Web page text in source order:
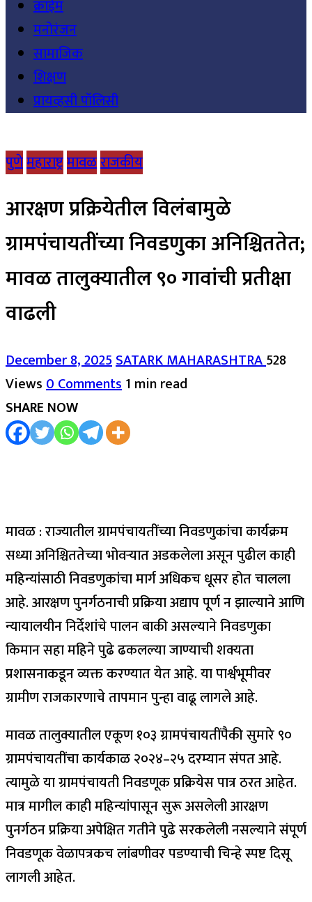
क्राईम
मनोरंजन
सामाजिक
शिक्षण
प्रायव्हसी पॉलिसी
पुणेमहाराष्ट्रमावळराजकीय
आरक्षण प्रक्रियेतील विलंबामुळे
ग्रामपंचायतींच्या निवडणुका अनिश्चिततेत;
मावळ तालुक्यातील ९० गावांची प्रतीक्षा
वाढली
December 8, 2025SATARK MAHARASHTRA528
Views0 Comments1 min read
SHARE NOW
मावळ : राज्यातील ग्रामपंचायतींच्या निवडणुकांचा कार्यक्रम
सध्या अनिश्चिततेच्या भोवऱ्यात अडकलेला असून पुढील काही
महिन्यांसाठी निवडणुकांचा मार्ग अधिकच धूसर होत चालला
आहे. आरक्षण पुनर्गठनाची प्रक्रिया अद्याप पूर्ण न झाल्याने आणि
न्यायालयीन निर्देशांचे पालन बाकी असल्याने निवडणुका
किमान सहा महिने पुढे ढकलल्या जाण्याची शक्यता
प्रशासनाकडून व्यक्त करण्यात येत आहे. या पार्श्वभूमीवर
ग्रामीण राजकारणाचे तापमान पुन्हा वाढू लागले आहे.
मावळ तालुक्यातील एकूण १०३ ग्रामपंचायतींपैकी सुमारे ९०
ग्रामपंचायतींचा कार्यकाळ २०२४–२५ दरम्यान संपत आहे.
त्यामुळे या ग्रामपंचायती निवडणूक प्रक्रियेस पात्र ठरत आहेत.
मात्र मागील काही महिन्यांपासून सुरू असलेली आरक्षण
पुनर्गठन प्रक्रिया अपेक्षित गतीने पुढे सरकलेली नसल्याने संपूर्ण
निवडणूक वेळापत्रकच लांबणीवर पडण्याची चिन्हे स्पष्ट दिसू
लागली आहेत.